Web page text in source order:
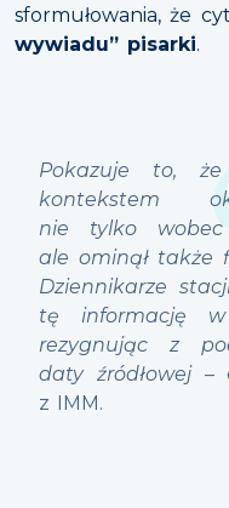
sformułowania, że
wywiadu” pisarki.
Pokazuje to,
kontekstem
nie tylko wobec
ale ominął także
Dziennikarze
tę informację w
rezygnując z
daty źródłowej–
z IMM.